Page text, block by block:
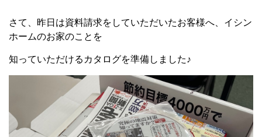
さて、昨日は資料請求をしていただいたお客様へ、イシン
ホームのお家のことを
知っていただけるカタログを準備しました♪